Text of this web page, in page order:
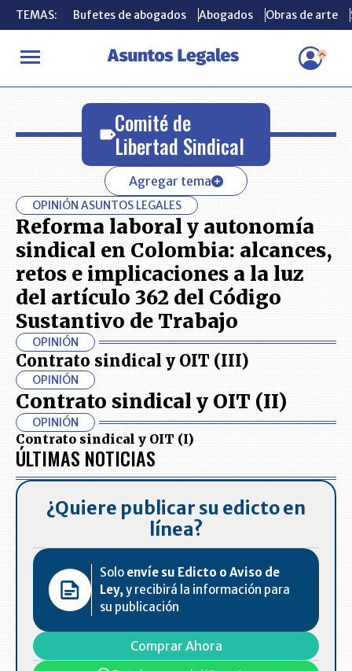
TEMAS: Bufetes de abogados Abogados Obras de arte
INICIO Comité de Libertad Sindical
TEMAS: Bufetes de abogados Abogados Obras de arte
Comité de
Libertad Sindical
Agregar tema
OPINIÓN ASUNTOS LEGALES
Reforma laboral y autonomía
sindical en Colombia: alcances,
retos e implicaciones a la luz
del artículo 362 del Código
Sustantivo de Trabajo
OPINIÓN
Contrato sindical y OIT (III)
OPINIÓN
Contrato sindical y OIT (II)
OPINIÓN
Contrato sindical y OIT (I)
ÚLTIMAS NOTICIAS
¿Quiere publicar su edicto en
línea?
Solo envíe su Edicto o Aviso de
Ley,y recibirá la información para
su publicación
Comprar Ahora